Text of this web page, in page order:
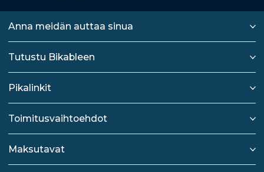
Anna meidän auttaa sinua
Tutustu Bikableen
Pikalinkit
Toimitusvaihtoehdot
Maksutavat